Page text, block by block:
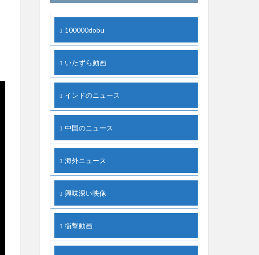
100000dobu
いたずら動画
インドのニュース
中国のニュース
海外ニュース
興味深い映像
衝撃動画